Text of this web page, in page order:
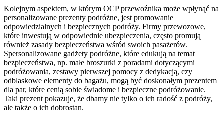
Kolejnym aspektem, w którym OCP przewoźnika może wpłynąć na
personalizowane prezenty podróżne, jest promowanie
odpowiedzialnych i bezpiecznych podróży. Firmy przewozowe,
które inwestują w odpowiednie ubezpieczenia, często promują
również zasady bezpieczeństwa wśród swoich pasażerów.
Spersonalizowane gadżety podróżne, które edukują na temat
bezpieczeństwa, np. małe broszurki z poradami dotyczącymi
podróżowania, zestawy pierwszej pomocy z dedykacją, czy
odblaskowe elementy do bagażu, mogą być doskonałym prezentem
dla par, które cenią sobie świadome i bezpieczne podróżowanie.
Taki prezent pokazuje, że dbamy nie tylko o ich radość z podróży,
ale także o ich dobrostan.